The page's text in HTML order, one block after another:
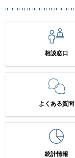
相談窓口
よくある質問
統計情報